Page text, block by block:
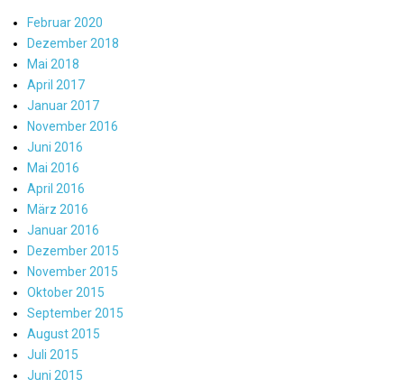
Februar 2020
Dezember 2018
Mai 2018
April 2017
Januar 2017
November 2016
Juni 2016
Mai 2016
April 2016
März 2016
Januar 2016
Dezember 2015
November 2015
Oktober 2015
September 2015
August 2015
Juli 2015
Juni 2015